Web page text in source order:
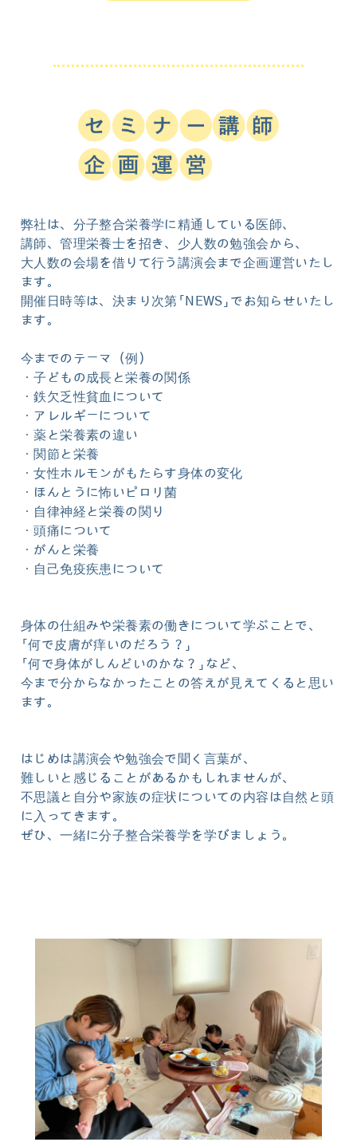
弊社は、分子整合栄養学に精通している医師、
講師、管理栄養士を招き、少人数の勉強会から、
大人数の会場を借りて行う講演会まで企画運営いたし
ます。
開催日時等は、決まり次第「NEWS」でお知らせいたし
ます。
今までのテーマ（例）
・子どもの成長と栄養の関係
・鉄欠乏性貧血について
・アレルギーについて
・薬と栄養素の違い
・関節と栄養
・女性ホルモンがもたらす身体の変化
・ほんとうに怖いピロリ菌
・自律神経と栄養の関り
・頭痛について
・がんと栄養
・自己免疫疾患について
身体の仕組みや栄養素の働きについて学ぶことで、
「何で皮膚が痒いのだろう？」
「何で身体がしんどいのかな？」など、
今まで分からなかったことの答えが見えてくると思い
ます。
はじめは講演会や勉強会で聞く言葉が、
難しいと感じることがあるかもしれませんが、
不思議と自分や家族の症状についての内容は自然と頭
に入ってきます。
ぜひ、一緒に分子整合栄養学を学びましょう。